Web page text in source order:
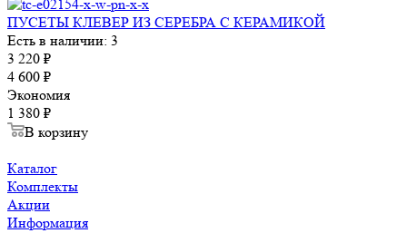
ПУСЕТЫ КЛЕВЕР ИЗ СЕРЕБРА С КЕРАМИКОЙ
Есть в наличии: 3
3 220 ₽
4 600 ₽
Экономия
1 380 ₽
В корзину
Каталог
Комплекты
Акции
Информация